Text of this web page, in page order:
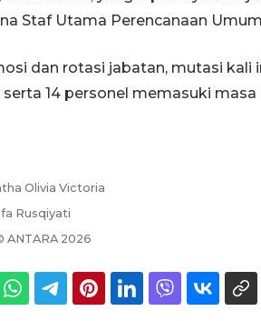
Staf Utama Perencanaan
dan rotasi jabatan, mutasi kali
14 personel memasuki masa
Olivia Victoria
Rusqiyati
ANTARA 2026